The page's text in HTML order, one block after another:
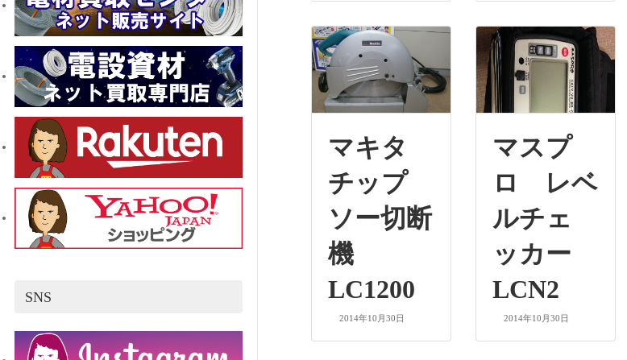
SNS
マキタ
チップ
ソー切断
機
LC1200
2014年10月30日
マスプ
ロ レベ
ルチェ
ッカー
LCN2
2014年10月30日